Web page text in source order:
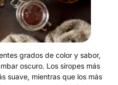
grados de color y sabor,
oscuro. Los siropes más
suave, mientras que los más